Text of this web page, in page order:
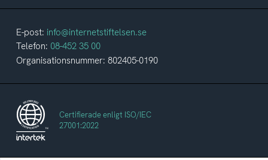
E-post: info@internetstiftelsen.se
Telefon: 08-452 35 00
Organisationsnummer: 802405-0190
Certifierade enligt ISO/IEC
27001:2022